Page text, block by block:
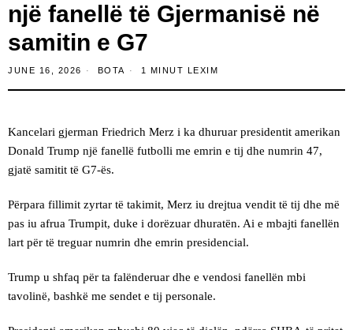
një fanellë të Gjermanisë në
samitin e G7
JUNE 16, 2026 BOTA 1 MINUT LEXIM
Kancelari gjerman Friedrich Merz i ka dhuruar presidentit amerikan
Donald Trump një fanellë futbolli me emrin e tij dhe numrin 47,
gjatë samitit të G7-ës.
Përpara fillimit zyrtar të takimit, Merz iu drejtua vendit të tij dhe më
pas iu afrua Trumpit, duke i dorëzuar dhuratën. Ai e mbajti fanellën
lart për të treguar numrin dhe emrin presidencial.
Trump u shfaq për ta falënderuar dhe e vendosi fanellën mbi
tavolinë, bashkë me sendet e tij personale.